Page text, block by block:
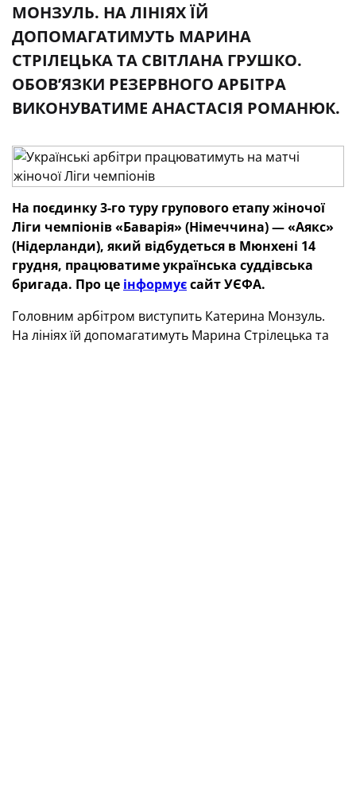
МОНЗУЛЬ. НА ЛІНІЯХ ЇЙ
ДОПОМАГАТИМУТЬ МАРИНА
СТРІЛЕЦЬКА ТА СВІТЛАНА ГРУШКО.
ОБОВ’ЯЗКИ РЕЗЕРВНОГО АРБІТРА
ВИКОНУВАТИМЕ АНАСТАСІЯ РОМАНЮК.
На поєдинку 3-го туру групового етапу жіночої
Ліги чемпіонів «Баварія» (Німеччина) — «Аякс»
(Нідерланди), який відбудеться в Мюнхені 14
грудня, працюватиме українська суддівська
бригада. Про це інформуєсайт УЄФА.
Головним арбітром виступить Катерина Монзуль.
На лініях їй допомагатимуть Марина Стрілецька та